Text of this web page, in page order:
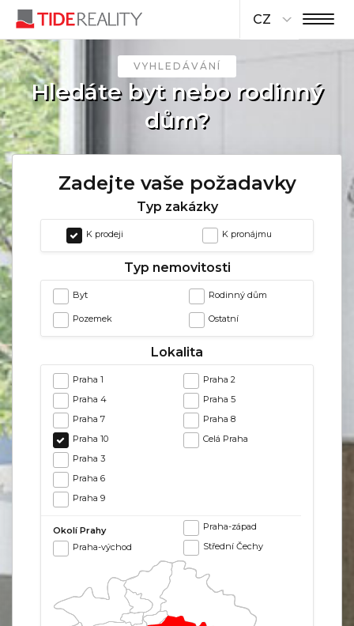
CZ
VYHLEDÁVÁNÍ
Hledáte byt nebo rodinný
dům?
Zadejte vaše požadavky
Typ zakázky
K prodeji K pronájmu
Typ nemovitosti
Byt Rodinný dům
Pozemek Ostatní
Lokalita
Praha 1
Praha 4
Praha 7
Praha 10
Praha 2
Praha 5
Praha 8
Celá Praha
Praha 3
Praha 6
Praha 9
Okolí Prahy
Praha-východ
Praha-západ
Střední Čechy